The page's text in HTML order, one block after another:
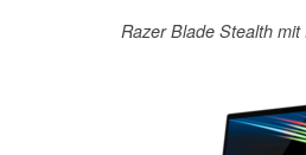
Razer Blade Stealth mit